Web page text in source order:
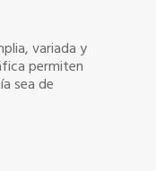
variada y
permiten
sea de